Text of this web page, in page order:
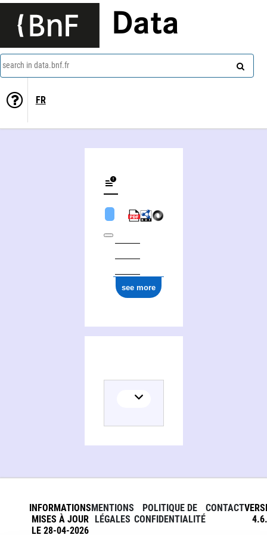
Data
search in data.bnf.fr
FR
see more
INFORMATIONS
MISES À JOUR
LE 28-04-2026
MENTIONS
LÉGALES
POLITIQUE DE
CONFIDENTIALITÉ
CONTACT